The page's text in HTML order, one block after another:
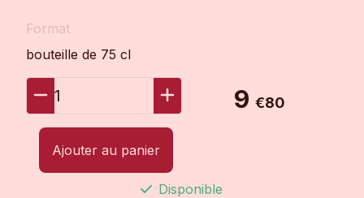
Format
bouteille de 75 cl
1 9€80
Ajouter au panier
Disponible